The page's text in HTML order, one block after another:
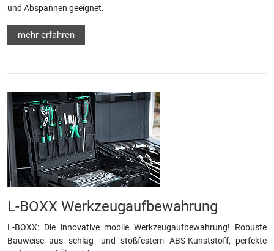
und Abspannen geeignet.
mehr erfahren
L-BOXX Werkzeugaufbewahrung
L-BOXX: Die innovative mobile Werkzeugaufbewahrung! Robuste
Bauweise aus schlag- und stoßfestem ABS-Kunststoff, perfekte